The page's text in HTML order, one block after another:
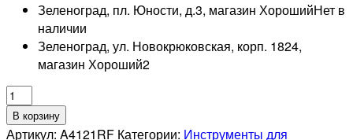
Зеленоград, пл. Юности, д.3, магазин ХорошийНет в
наличии
Зеленоград, ул. Новокрюковская, корп. 1824,
магазин Хороший2
Количество
товара
MERTZ
В корзину
Артикул: A4121RF Категории: Инструменты для